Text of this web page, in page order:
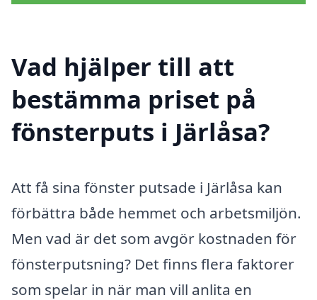
Vad hjälper till att
bestämma priset på
fönsterputs i Järlåsa?
Att få sina fönster putsade i Järlåsa kan
förbättra både hemmet och arbetsmiljön.
Men vad är det som avgör kostnaden för
fönsterputsning? Det finns flera faktorer
som spelar in när man vill anlita en